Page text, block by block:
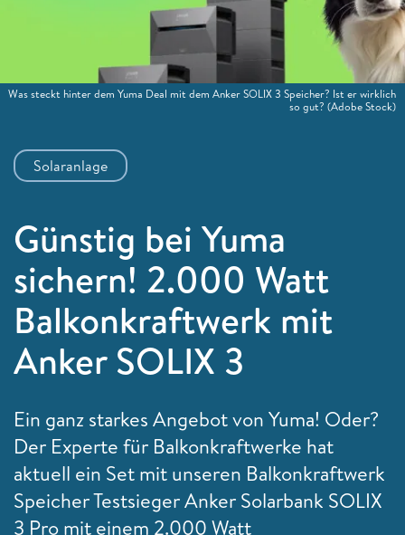
Solaranlage
Günstig bei Yuma
sichern! 2.000 Watt
Balkonkraftwerk mit
Anker SOLIX 3
Ein ganz starkes Angebot von Yuma! Oder?
Der Experte für Balkonkraftwerke hat
aktuell ein Set mit unseren Balkonkraftwerk
Speicher Testsieger Anker Solarbank SOLIX
3 Pro mit einem 2.000 Watt
Was steckt hinter dem Yuma Deal mit dem Anker SOLIX 3 Speicher? Ist er wirklich
so gut? (Adobe Stock)